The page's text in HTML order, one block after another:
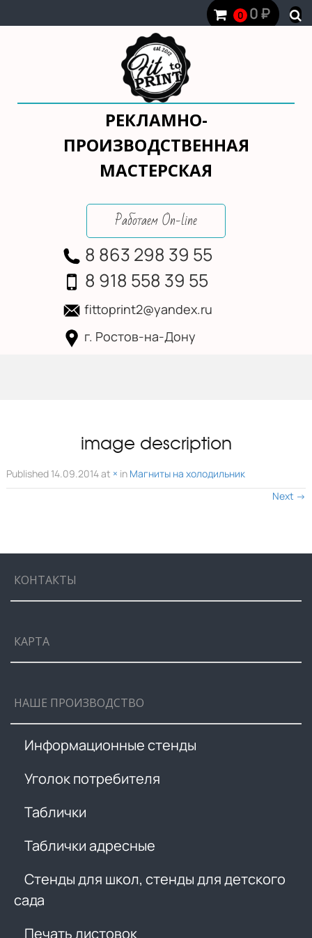
0 0₽
РЕКЛАМНО-
ПРОИЗВОДСТВЕННАЯ
МАСТЕРСКАЯ
Работаем On-line
8 863 298 39 55
8 918 558 39 55
fittoprint2@yandex.ru
г. Ростов-на-Дону
image description
Published 14.09.2014at × in Магниты на холодильник
Next →
КОНТАКТЫ
КАРТА
НАШЕ ПРОИЗВОДСТВО
Информационные стенды
Уголок потребителя
Таблички
Таблички адресные
Стенды для школ, стенды для детского
сада
Печать листовок